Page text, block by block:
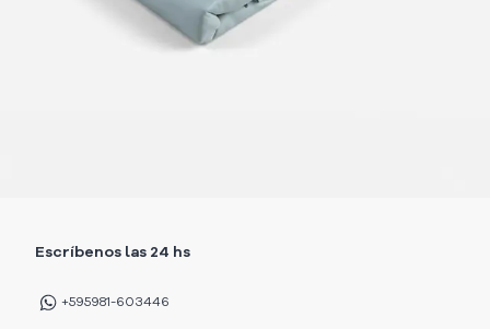
Escríbenos las 24 hs
+595981-603446